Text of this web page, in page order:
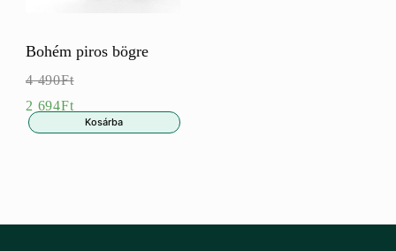
Bohém piros bögre
4 490Ft
Eredeti
ár:
2 694Ft
Jelenlegi
694Ft.
Kosárba